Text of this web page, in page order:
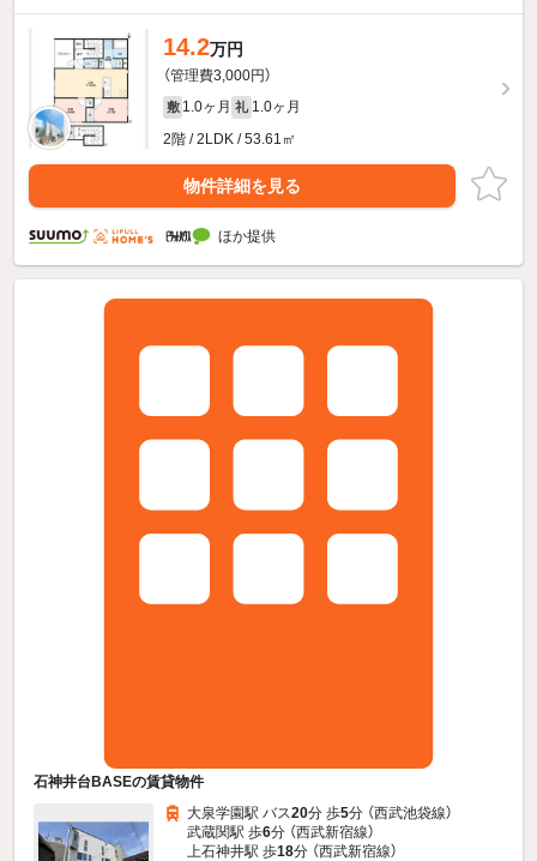
14.2万円
（管理費3,000円）
敷 1.0ヶ月 礼 1.0ヶ月
2階 / 2LDK / 53.61㎡
物件詳細を見る
ほか提供
石神井台BASEの賃貸物件
大泉学園駅 バス20分 歩5分 （西武池袋線）
武蔵関駅 歩6分 （西武新宿線）
上石神井駅 歩18分 （西武新宿線）